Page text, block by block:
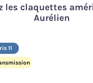
les claquettes
Aurélien
11